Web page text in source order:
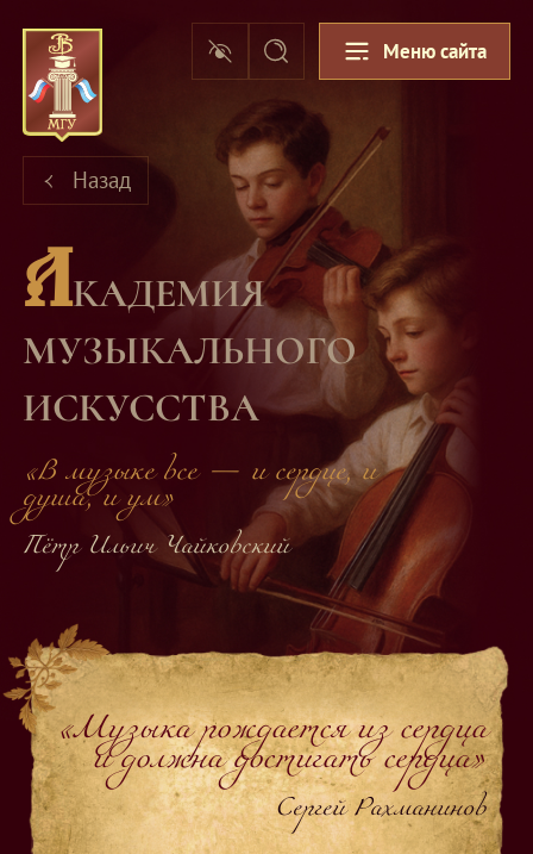
Меню сайта
Назад
АКАДЕМИЯ
МУЗЫКАЛЬНОГО
ИСКУССТВА
«В музыке все — и сердце, и
душа, и ум»
Пётр Ильич Чайковский
«Музыка рождается из сердца
и должна достигать сердца»
Сергей Рахманинов